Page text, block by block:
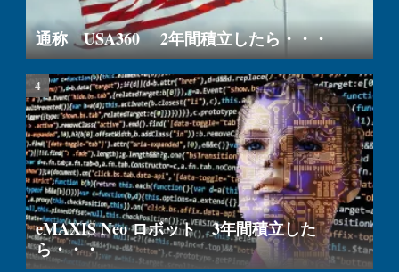
通称 USA360 2年間積立したら・・・
eMAXIS Neo ロボット 3年間積立した
ら・・・